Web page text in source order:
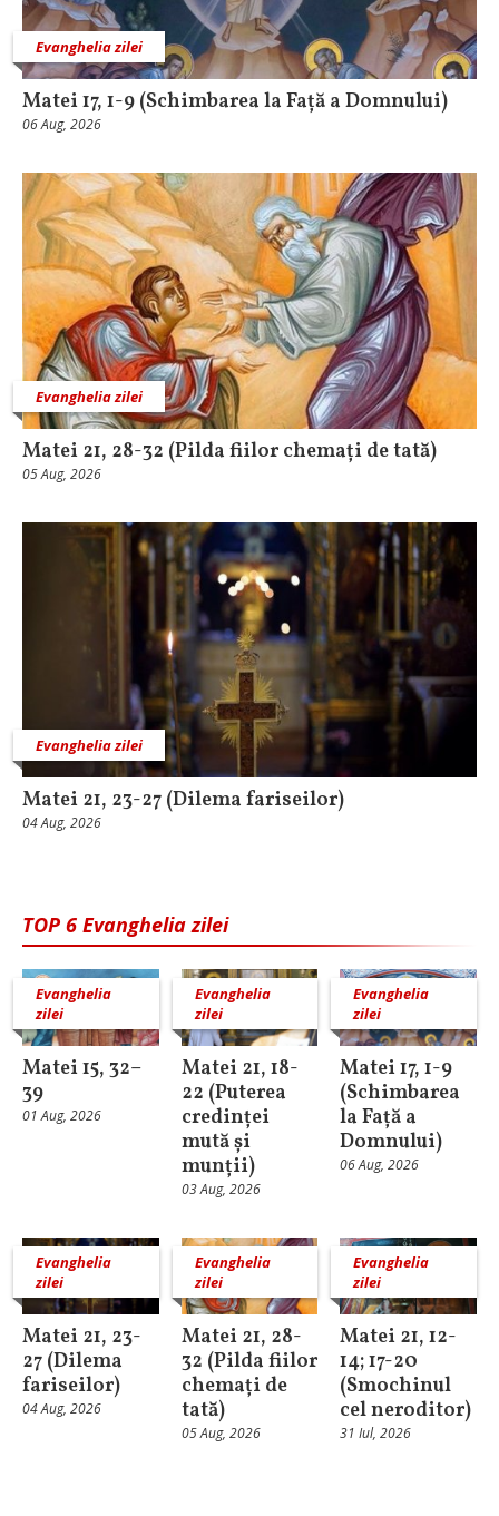
Evanghelia zilei
Matei 17, 1-9 (Schimbarea la Față a Domnului)
06 Aug, 2026
Evanghelia zilei
Matei 21, 28-32 (Pilda fiilor chemați de tată)
05 Aug, 2026
Evanghelia zilei
Matei 21, 23-27 (Dilema fariseilor)
04 Aug, 2026
TOP 6 Evanghelia zilei
Evanghelia
zilei
Matei 15, 32–
39
01 Aug, 2026
Evanghelia
zilei
Matei 21, 18-
22 (Puterea
credinței
mută și
munții)
03 Aug, 2026
Evanghelia
zilei
Matei 17, 1-9
(Schimbarea
la Față a
Domnului)
06 Aug, 2026
Evanghelia
zilei
Matei 21, 23-
27 (Dilema
fariseilor)
04 Aug, 2026
Evanghelia
zilei
Matei 21, 28-
32 (Pilda fiilor
chemați de
tată)
05 Aug, 2026
Evanghelia
zilei
Matei 21, 12-
14; 17-20
(Smochinul
cel neroditor)
31 Iul, 2026